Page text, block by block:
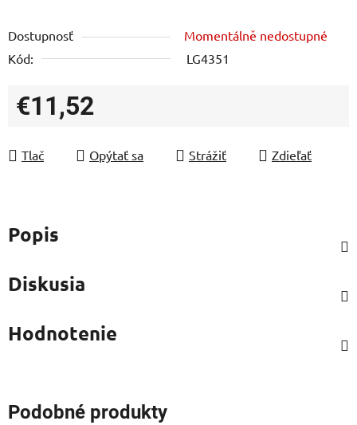
Dostupnosť
Momentálně nedostupné
Kód:
LG4351
€11,52
Tlač
Opýtať sa Strážiť Zdieľať
Popis
Diskusia
Hodnotenie
Podobné produkty